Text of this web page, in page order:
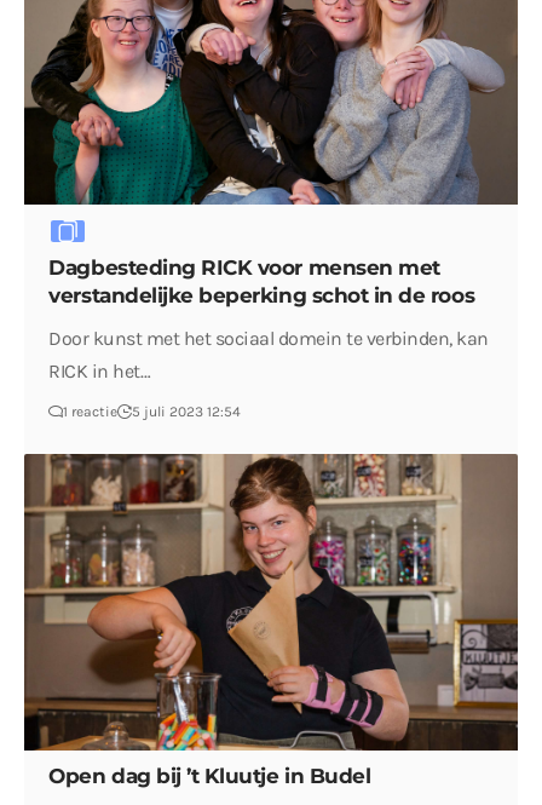
Dagbesteding RICK voor mensen met
verstandelijke beperking schot in de roos
Door kunst met het sociaal domein te verbinden, kan
RICK in het…
1 reactie 5 juli 2023 12:54
Open dag bij ’t Kluutje in Budel